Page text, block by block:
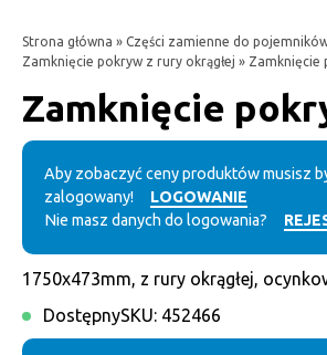
Strona główna » Części zamienne do
Zamknięcie pokryw z rury okrągłej » Zamknięcie
Zamknięcie
Aby zobaczyć ceny produktów musisz
zalogowany!
LOGOWANIE
Nie masz danych do logowania?
1750x473mm, z rury okrągłej,
DostępnySKU: 452466